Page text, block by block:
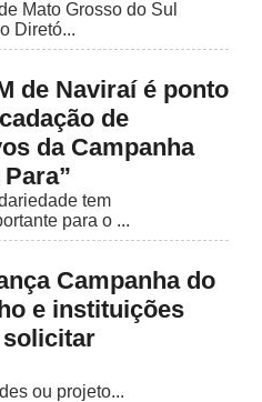
Mato Grosso do Sul
Diretó...
de Naviraí é ponto
de
da Campanha
tem
para o ...
Campanha do
e instituições
ou projeto...